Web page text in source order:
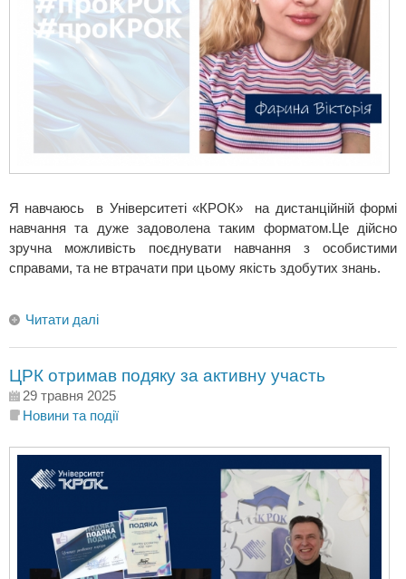
Я навчаюсь в Університеті «КРОК» на дистанційній формі
навчання та дуже задоволена таким форматом.Це дійсно
зручна можливість поєднувати навчання з особистими
справами, та не втрачати при цьому якість здобутих знань.
Читати далі
ЦРК отримав подяку за активну участь
29 травня 2025
Новини та події